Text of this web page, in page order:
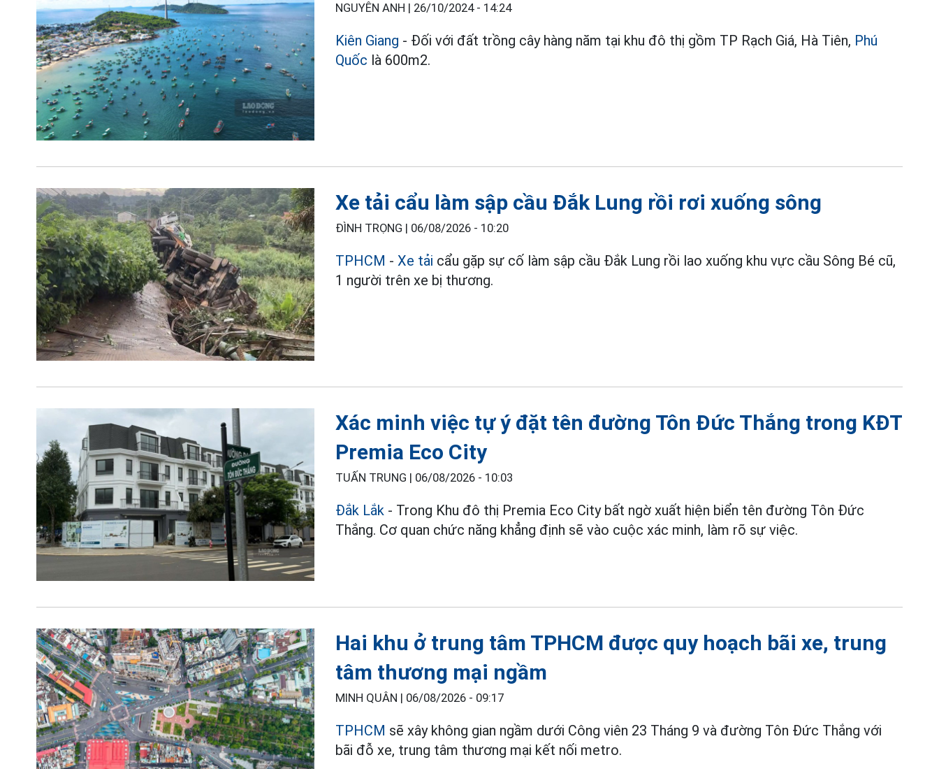
NGUYÊN ANH | 26/10/2024 - 14:24
Kiên Giang - Đối với đất trồng cây hàng năm tại khu đô thị gồm TP Rạch Giá, Hà Tiên, Phú
Quốc là 600m2.
Xe tải cẩu làm sập cầu Đắk Lung rồi rơi xuống sông
ĐÌNH TRỌNG | 06/08/2026 - 10:20
TPHCM -Xe tải cẩu gặp sự cố làm sập cầu Đắk Lung rồi lao xuống khu vực cầu Sông Bé cũ,
1 người trên xe bị thương.
Xác minh việc tự ý đặt tên đường Tôn Đức Thắng trong KĐT
Premia Eco City
TUẤN TRUNG | 06/08/2026 - 10:03
Đắk Lắk - Trong Khu đô thị Premia Eco City bất ngờ xuất hiện biển tên đường Tôn Đức
Thắng. Cơ quan chức năng khẳng định sẽ vào cuộc xác minh, làm rõ sự việc.
Hai khu ở trung tâm TPHCM được quy hoạch bãi xe, trung
tâm thương mại ngầm
MINH QUÂN | 06/08/2026 - 09:17
TPHCM sẽ xây không gian ngầm dưới Công viên 23 Tháng 9 và đường Tôn Đức Thắng với
bãi đỗ xe, trung tâm thương mại kết nối metro.